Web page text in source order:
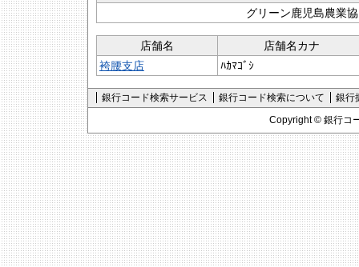
グリーン鹿児島農業
店舗名
店舗名カナ
袴腰支店
ﾊｶﾏｺﾞｼ
銀行コード検索サービス 銀行コード検索について
銀行
Copyright © 銀行コ